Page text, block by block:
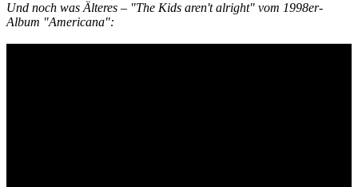
Und noch was Älteres – "The Kids aren't alright" vom 1998er-
Album "Americana":